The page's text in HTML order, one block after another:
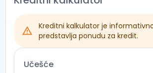
📩 Pozovite nas i zakažite obilazak –
Kreditni kalkulator je
predstavlja ponudu za kredit.
Učešće